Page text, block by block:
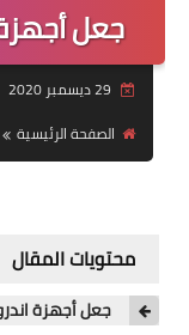
جعل
الصفحة الرئيسية
محتويات المقال
جعل أجهزة